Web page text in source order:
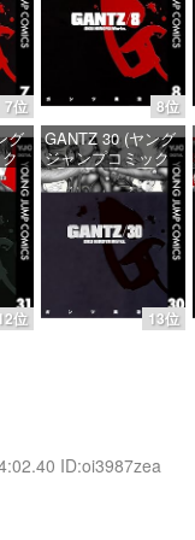
7位 8位
価格：¥100
位
グ
13位
GANTZ 30 (ヤング
ジャンプコミック
スDIGITAL)
価格：¥100
ID:oi3987zea